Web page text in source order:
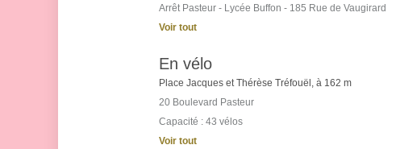
Arrêt Pasteur - Lycée Buffon - 185 Rue de Vaugirard
Voir tout
En vélo
Place Jacques et Thérèse Tréfouël, à 162 m
20 Boulevard Pasteur
Capacité : 43 vélos
Voir tout